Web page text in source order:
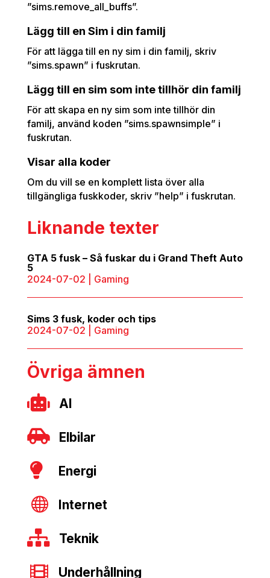
”sims.remove_all_buffs”.
Lägg till en Sim i din familj
För att lägga till en ny sim i din familj, skriv
”sims.spawn” i fuskrutan.
Lägg till en sim som inte tillhör din familj
För att skapa en ny sim som inte tillhör din
familj, använd koden ”sims.spawnsimple” i
fuskrutan.
Visar alla koder
Om du vill se en komplett lista över alla
tillgängliga fuskkoder, skriv ”help” i fuskrutan.
Liknande texter
GTA 5 fusk – Så fuskar du i Grand Theft Auto
5
2024-07-02
Gaming
Sims 3 fusk, koder och tips
2024-07-02
Gaming
Övriga ämnen
 AI
 Elbilar
 Energi
 Internet
 Teknik
 Underhållning